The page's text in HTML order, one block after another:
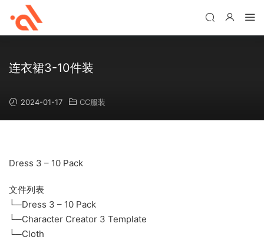
连衣裙3-10件装
2024-01-17 CC服装
Dress 3 – 10 Pack
文件列表
└─Dress 3 – 10 Pack
└─Character Creator 3 Template
└─Cloth